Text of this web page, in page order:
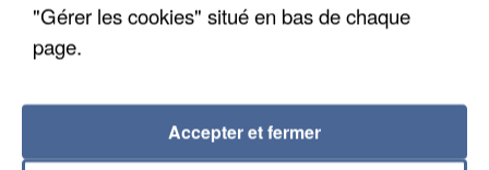
"Gérer les cookies" situé en bas de chaque
page.
Accepter et fermer